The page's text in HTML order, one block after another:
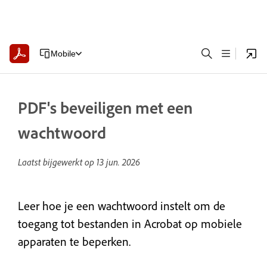
Mobile
PDF's beveiligen met een
wachtwoord
Laatst bijgewerkt op 13 jun. 2026
Leer hoe je een wachtwoord instelt om de
toegang tot bestanden in Acrobat op mobiele
apparaten te beperken.